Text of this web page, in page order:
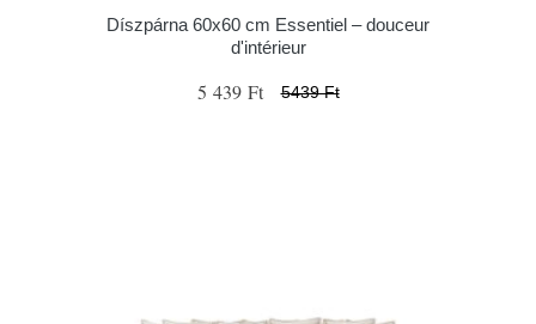
Díszpárna 60x60 cm Essentiel – douceur
d'intérieur
5 439 Ft 5439 Ft